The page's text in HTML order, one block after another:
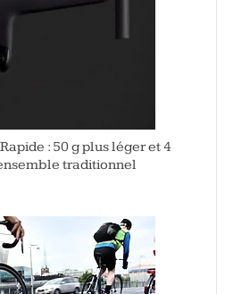
: 50 g plus léger et 4
traditionnel